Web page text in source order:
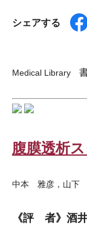
シェアする
Medical Library
腹膜透析
中本 雅彦，山
《評 者》酒